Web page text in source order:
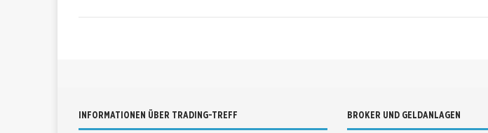
INFORMATIONEN ÜBER TRADING-TREFF BROKER UND GELDANLAGEN